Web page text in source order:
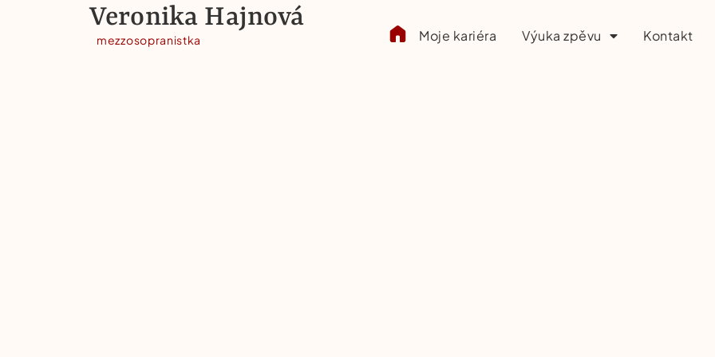
Veronika Hajnová
mezzosopranistka Moje kariéra Výuka zpěvu Kontakt